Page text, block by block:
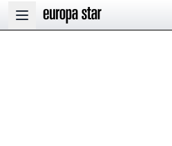
Open main menu